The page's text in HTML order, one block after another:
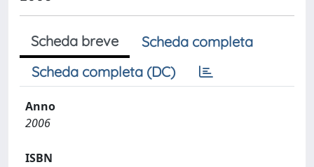
Scheda breve
Scheda completa
Scheda completa (DC)
Anno
2006
ISBN